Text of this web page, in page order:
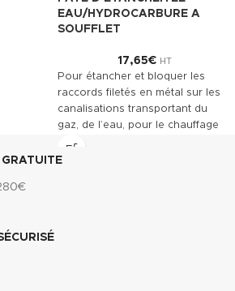
EAU/HYDROCARBURE A
SOUFFLET
17,65€ HT
Pour étancher et bloquer les
raccords filetés en métal sur les
canalisations transportant du
gaz, de l’eau, pour le chauffage
central et des installations
industrielles. Convient entre